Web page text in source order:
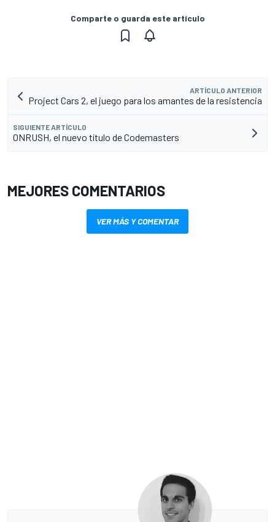
Comparte o guarda este artículo
ARTÍCULO ANTERIOR
Project Cars 2, el juego para los amantes de la resistencia
SIGUIENTE ARTÍCULO
ONRUSH, el nuevo título de Codemasters
MEJORES COMENTARIOS
VER MÁS Y COMENTAR